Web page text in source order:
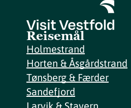
Reisemål
Holmestrand
Horten & Åsgårdstrand
Tønsberg & Færder
Sandefjord